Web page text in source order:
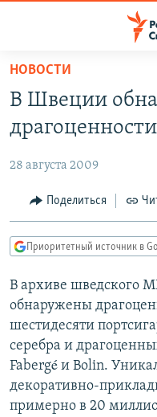
упрощенного
доступа
основному
Вернутся
главной
навигации
Вернутся
поиску
ПОДКАСТЫ
АВТОРСКИЕ ПРОЕКТЫ
ЦИТАТЫ СВОБОДЫ
МНЕНИЯ
IDEL.РЕАЛИИ
КАВКАЗ.РЕАЛИИ
СЕВЕР.РЕАЛИИ
СИБИРЬ.РЕАЛИИ
РАСПИСАНИЕ
ПОДПИШИТЕСЬ НА
НОВОСТИ
В Швеции
28 августа 2009
Поделиться
Приоритетный источник в
В архиве шведского
обнаружены
шестидесяти
серебра и
Fabergé и Bolin.
декоративно-
примерно в 20